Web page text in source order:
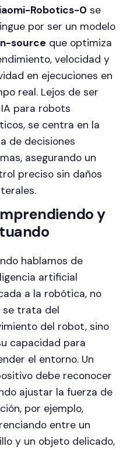
Robotics-0 se
por ser un modelo
source que optimiza
velocidad y
en ejecuciones en
real. Lejos de ser
para robots
se centra en la
de decisiones
asegurando un
preciso sin daños
y
hablamos de
artificial
a la robótica, no
se trata del
del robot, sino
capacidad para
el entorno. Un
debe reconocer
ajustar la fuerza de
por ejemplo,
entre un
y un objeto delicado,